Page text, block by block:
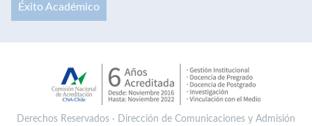
Éxito Académico
Derechos Reservados · Dirección de Comunicaciones y Admisión